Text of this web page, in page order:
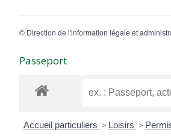
© Direction de l'information légale et
Passeport
Accueil particuliers > Loisirs >